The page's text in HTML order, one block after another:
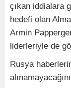
çıkan iddialara
hedefi olan
Armin
liderleriyle de
Rusya